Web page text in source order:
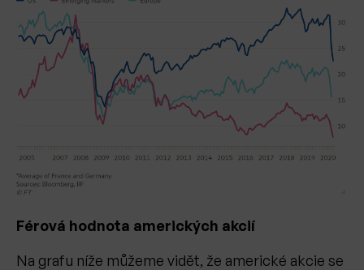
Férová hodnota amerických akcií
Na grafu níže můžeme vidět, že americké akcie se